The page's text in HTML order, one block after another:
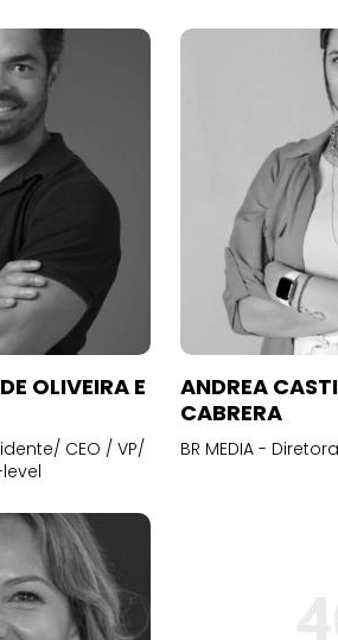
OLIVEIRA E
CEO / VP/
ANDREA
CABRERA
BR MEDIA -